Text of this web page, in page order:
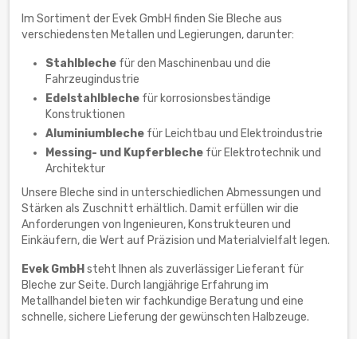
Im Sortiment der Evek GmbH finden Sie Bleche aus
verschiedensten Metallen und Legierungen, darunter:
Stahlbleche für den Maschinenbau und die
Fahrzeugindustrie
Edelstahlbleche für korrosionsbeständige
Konstruktionen
Aluminiumbleche für Leichtbau und Elektroindustrie
Messing- und Kupferbleche für Elektrotechnik und
Architektur
Unsere Bleche sind in unterschiedlichen Abmessungen und
Stärken als Zuschnitt erhältlich. Damit erfüllen wir die
Anforderungen von Ingenieuren, Konstrukteuren und
Einkäufern, die Wert auf Präzision und Materialvielfalt legen.
Evek GmbH steht Ihnen als zuverlässiger Lieferant für
Bleche zur Seite. Durch langjährige Erfahrung im
Metallhandel bieten wir fachkundige Beratung und eine
schnelle, sichere Lieferung der gewünschten Halbzeuge.